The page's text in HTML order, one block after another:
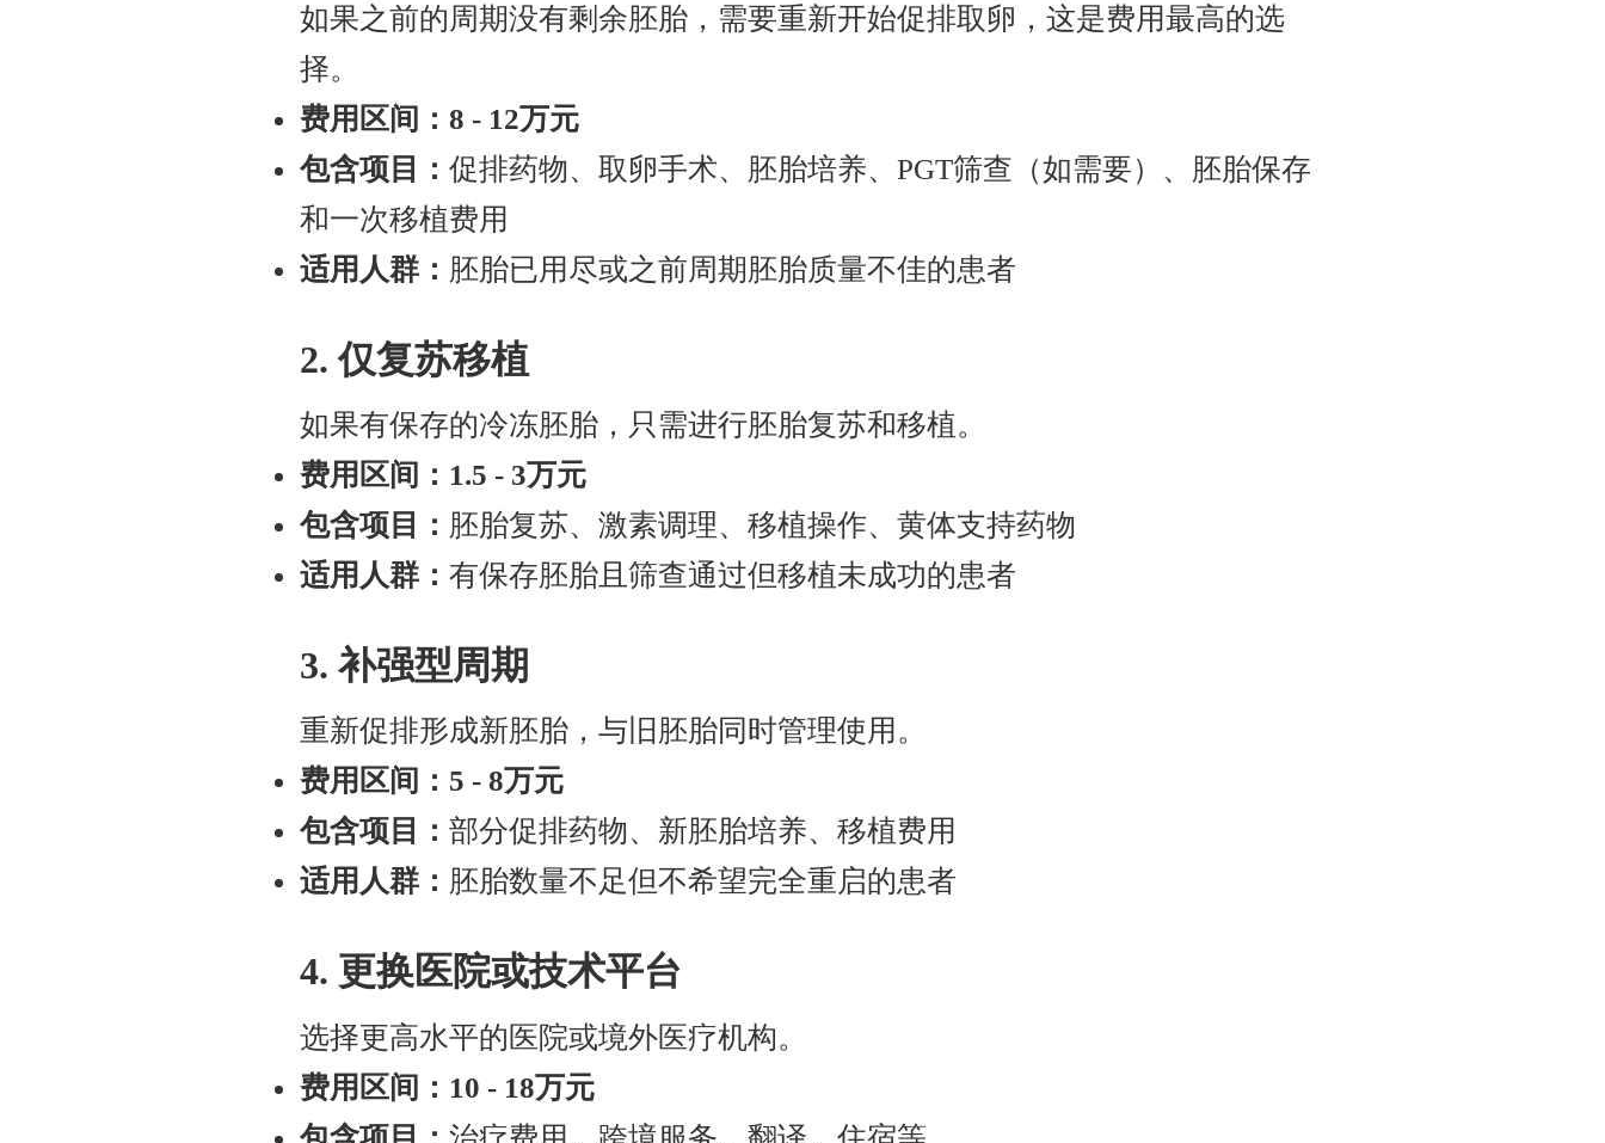
如果之前的周期没有剩余胚胎，需要重新开始促排取卵，这是费用最高的选
择。
费用区间：8 - 12万元
包含项目：促排药物、取卵手术、胚胎培养、PGT筛查（如需要）、胚胎保存
和一次移植费用
适用人群： 胚胎已用尽或之前周期胚胎质量不佳的患者
2. 仅复苏移植
如果有保存的冷冻胚胎，只需进行胚胎复苏和移植。
费用区间：1.5 - 3万元
包含项目： 胚胎复苏、激素调理、移植操作、黄体支持药物
适用人群：有保存胚胎且筛查通过但移植未成功的患者
3. 补强型周期
重新促排形成新胚胎，与旧胚胎同时管理使用。
费用区间：5 - 8万元
包含项目：部分促排药物、新胚胎培养、移植费用
适用人群： 胚胎数量不足但不希望完全重启的患者
4. 更换医院或技术平台
选择更高水平的医院或境外医疗机构。
费用区间：10 - 18万元